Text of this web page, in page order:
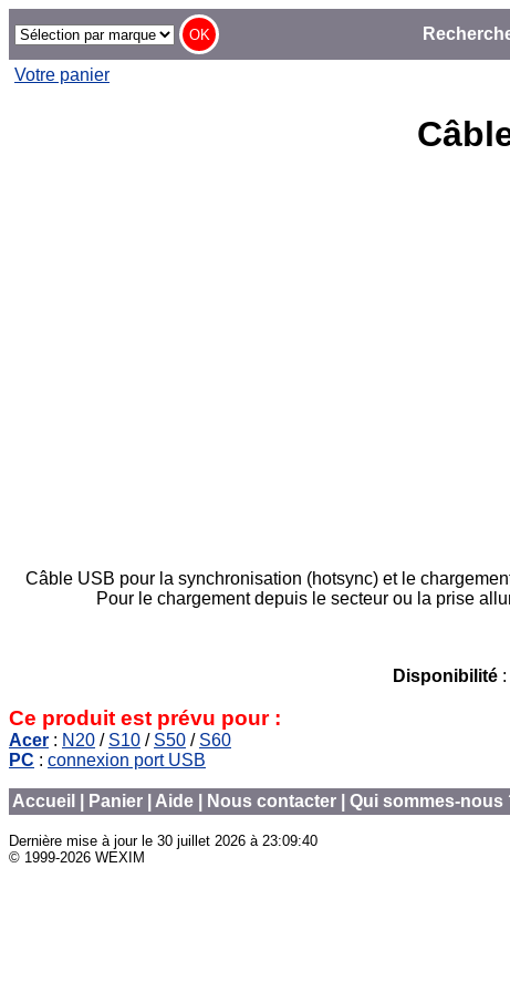
Votre panier
Câble USB pour la synchronisation (hotsync) et le
Pour le chargement depuis le secteur ou la prise
Disponibilité:
Ce produit est prévu pour :
Acer : N20 / S10 / S50 / S60
PC : connexion port USB
Accueil Panier Aide Nous contacter Qui sommes-nous
Dernière mise à jour le 30 juillet 2026 à 23:09:40
© 1999-2026 WEXIM